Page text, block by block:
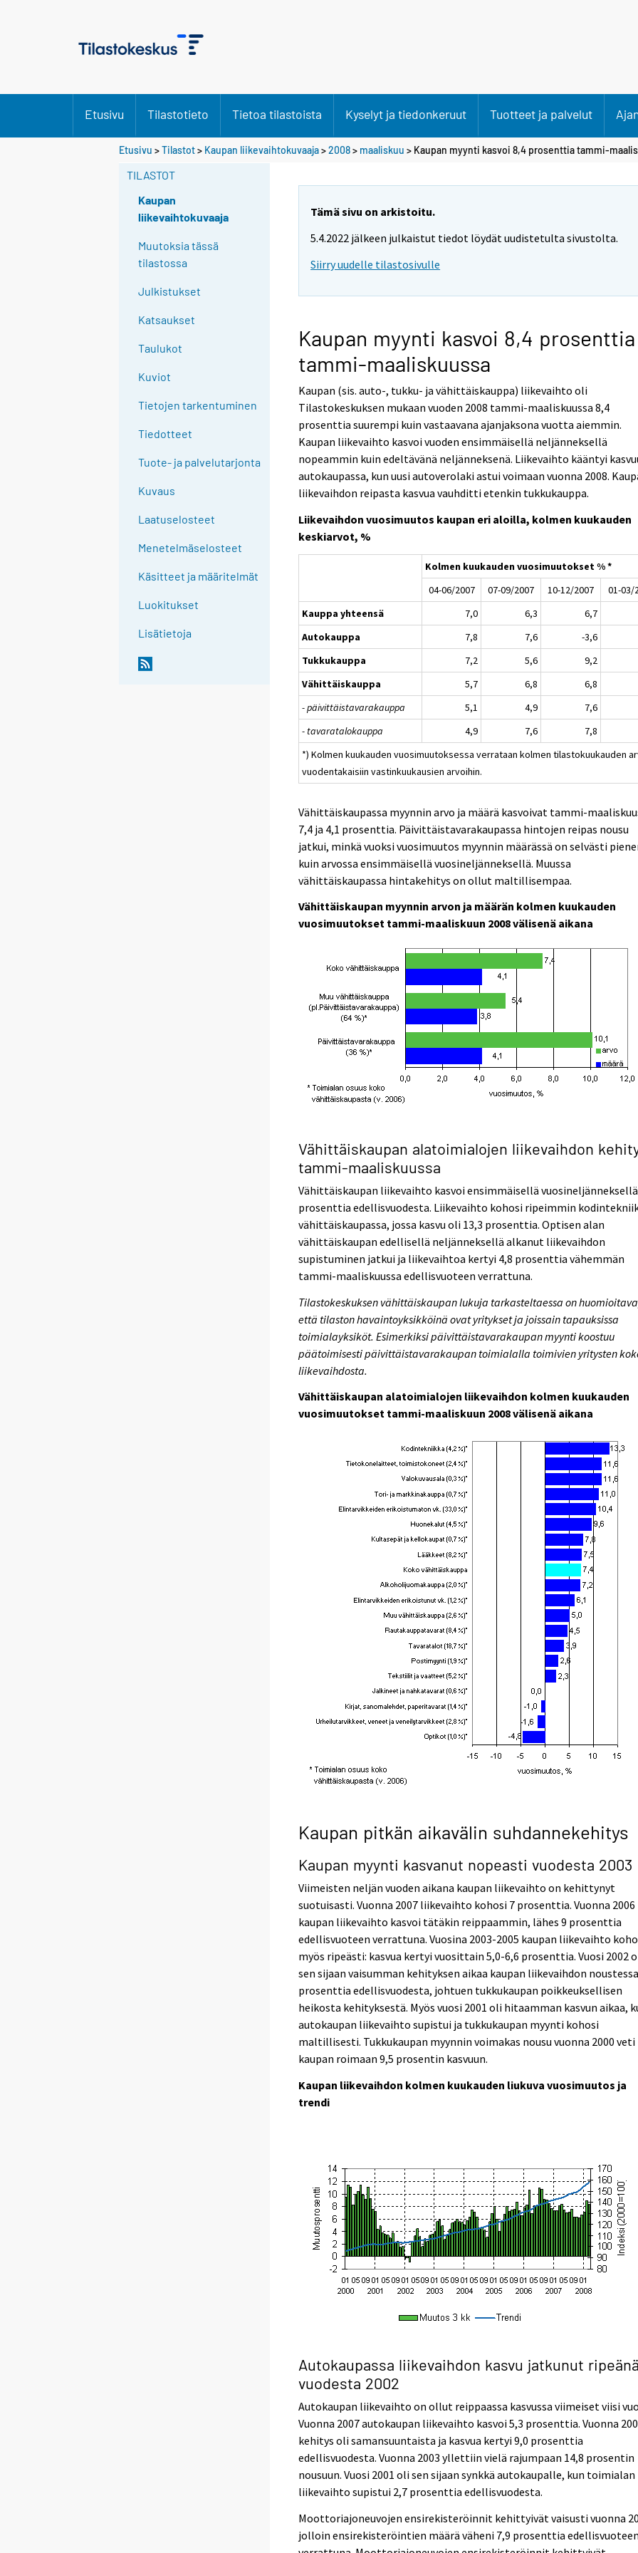
Etusivu Tilastotieto Tietoa tilastoista Kyselyt ja tiedonkeruut Tuotteet ja palvelut
Etusivu >Tilastot> Kaupan liikevaihtokuvaaja>2008> maaliskuu > Kaupan myynti kasvoi 8,4 prosenttia tammi-
TILASTOT
Kaupan
liikevaihtokuvaaja
Muutoksia tässä
tilastossa
Julkistukset
Katsaukset
Taulukot
Kuviot
Tietojen tarkentuminen
Tiedotteet
Tuote- ja palvelutarjonta
Kuvaus
Laatuselosteet
Menetelmäselosteet
Käsitteet ja määritelmät
Luokitukset
Lisätietoja
Tämä sivu on arkistoitu.
5.4.2022 jälkeen julkaistut tiedot löydät uudistetulta sivustolta.
Siirry uudelle tilastosivulle
Kaupan myynti kasvoi 8,4 prosenttia
tammi-maaliskuussa
Kaupan (sis. auto-, tukku- ja vähittäiskauppa) liikevaihto oli
Tilastokeskuksen mukaan vuoden 2008 tammi-maaliskuussa 8,4
prosenttia suurempi kuin vastaavana ajanjaksona vuotta aiemmin.
Kaupan liikevaihto kasvoi vuoden ensimmäisellä neljänneksellä
nopeammin kuin edeltävänä neljänneksenä. Liikevaihto kääntyi
autokaupassa, kun uusi autoverolaki astui voimaan vuonna 2008.
liikevaihdon reipasta kasvua vauhditti etenkin tukkukauppa.
Liikevaihdon vuosimuutos kaupan eri aloilla, kolmen kuukauden
keskiarvot, %
Kolmen kuukauden vuosimuutokset % *
04-06/2007
07-09/2007 10-12/2007
01-03/
Kauppa yhteensä
7,0 6,3
6,7
Autokauppa
7,8 7,6
-3,6
Tukkukauppa
7,2 5,6
9,2
Vähittäiskauppa
5,7 6,8
6,8
- päivittäistavarakauppa
5,1 4,9
7,6
- tavaratalokauppa
4,9 7,6
7,8
*) Kolmen kuukauden vuosimuutoksessa verrataan kolmen tilastokuukauden
vuodentakaisiin vastinkuukausien arvoihin.
Vähittäiskaupassa myynnin arvo ja määrä kasvoivat tammi-
7,4 ja 4,1 prosenttia. Päivittäistavarakaupassa hintojen reipas nousu
jatkui, minkä vuoksi vuosimuutos myynnin määrässä on selvästi
kuin arvossa ensimmäisellä vuosineljänneksellä. Muussa
vähittäiskaupassa hintakehitys on ollut maltillisempaa.
Vähittäiskaupan myynnin arvon ja määrän kolmen kuukauden
vuosimuutokset tammi-maaliskuun 2008 välisenä aikana
Vähittäiskaupan alatoimialojen liikevaihdon
tammi-maaliskuussa
Vähittäiskaupan liikevaihto kasvoi ensimmäisellä
prosenttia edellisvuodesta. Liikevaihto kohosi ripeimmin
vähittäiskaupassa, jossa kasvu oli 13,3 prosenttia. Optisen alan
vähittäiskaupan edellisellä neljänneksellä alkanut liikevaihdon
supistuminen jatkui ja liikevaihtoa kertyi 4,8 prosenttia vähemmän
tammi-maaliskuussa edellisvuoteen verrattuna.
Tilastokeskuksen vähittäiskaupan lukuja tarkasteltaessa on
että tilaston havaintoyksikköinä ovat yritykset ja joissain tapauksissa
toimialayksiköt. Esimerkiksi päivittäistavarakaupan myynti koostuu
päätoimisesti päivittäistavarakaupan toimialalla toimivien yritysten
liikevaihdosta.
Vähittäiskaupan alatoimialojen liikevaihdon kolmen kuukauden
vuosimuutokset tammi-maaliskuun 2008 välisenä aikana
Kaupan pitkän aikavälin suhdannekehitys
Kaupan myynti kasvanut nopeasti vuodesta 2003
Viimeisten neljän vuoden aikana kaupan liikevaihto on kehittynyt
suotuisasti. Vuonna 2007 liikevaihto kohosi 7 prosenttia. Vuonna 2006
kaupan liikevaihto kasvoi tätäkin reippaammin, lähes 9 prosenttia
edellisvuoteen verrattuna. Vuosina 2003-2005 kaupan liikevaihto
myös ripeästi: kasvua kertyi vuosittain 5,0-6,6 prosenttia. Vuosi 2002
sen sijaan vaisumman kehityksen aikaa kaupan liikevaihdon
prosenttia edellisvuodesta, johtuen tukkukaupan poikkeuksellisen
heikosta kehityksestä. Myös vuosi 2001 oli hitaamman kasvun aikaa,
autokaupan liikevaihto supistui ja tukkukaupan myynti kohosi
maltillisesti. Tukkukaupan myynnin voimakas nousu vuonna 2000 veti
kaupan roimaan 9,5 prosentin kasvuun.
Kaupan liikevaihdon kolmen kuukauden liukuva vuosimuutos ja
trendi
Autokaupassa liikevaihdon kasvu jatkunut
vuodesta 2002
Autokaupan liikevaihto on ollut reippaassa kasvussa viimeiset viisi
Vuonna 2007 autokaupan liikevaihto kasvoi 5,3 prosenttia. Vuonna
kehitys oli samansuuntaista ja kasvua kertyi 9,0 prosenttia
edellisvuodesta. Vuonna 2003 yllettiin vielä rajumpaan 14,8 prosentin
nousuun. Vuosi 2001 oli sen sijaan synkkä autokaupalle, kun toimialan
liikevaihto supistui 2,7 prosenttia edellisvuodesta.
Moottoriajoneuvojen ensirekisteröinnit kehittyivät vaisusti vuonna
jolloin ensirekisteröintien määrä väheni 7,9 prosenttia